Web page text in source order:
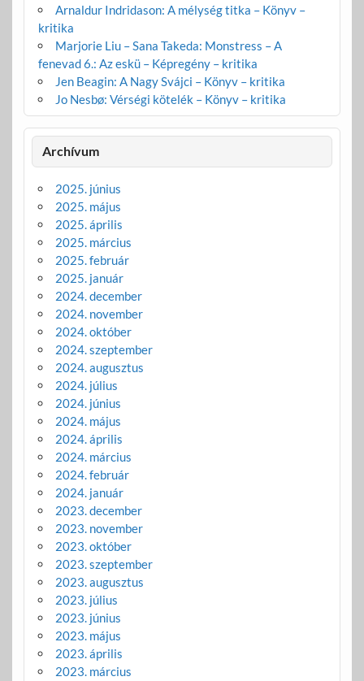
Arnaldur Indridason: A mélység titka – Könyv –
kritika
Marjorie Liu – Sana Takeda: Monstress – A
fenevad 6.: Az eskü – Képregény – kritika
Jen Beagin: A Nagy Svájci – Könyv – kritika
Jo Nesbø: Vérségi kötelék – Könyv – kritika
Archívum
2025. június
2025. május
2025. április
2025. március
2025. február
2025. január
2024. december
2024. november
2024. október
2024. szeptember
2024. augusztus
2024. július
2024. június
2024. május
2024. április
2024. március
2024. február
2024. január
2023. december
2023. november
2023. október
2023. szeptember
2023. augusztus
2023. július
2023. június
2023. május
2023. április
2023. március